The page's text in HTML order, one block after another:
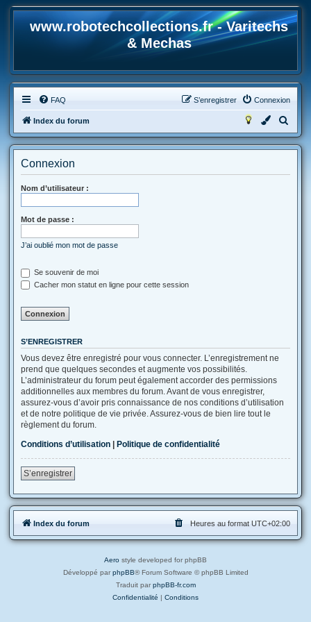
www.robotechcollections.fr - Varitechs
& Mechas
FAQ Connexion
S’enregistrer
Index du forum
e
Connexion
Nom d’utilisateur :
Mot de passe :
J’ai oublié mon mot de passe
Se souvenir de moi
Cacher mon statut en ligne pour cette session
S’ENREGISTRER
Vous devez être enregistré pour vous connecter. L’enregistrement ne
prend que quelques secondes et augmente vos possibilités.
L’administrateur du forum peut également accorder des permissions
additionnelles aux membres du forum. Avant de vous enregistrer,
assurez-vous d’avoir pris connaissance de nos conditions d’utilisation
et de notre politique de vie privée. Assurez-vous de bien lire tout le
règlement du forum.
Conditions d’utilisation | Politique de confidentialité
S’enregistrer
Index du forum Heures au format UTC+02:00
Aero style developed for phpBB
Développé par phpBB® Forum Software © phpBB Limited
Traduit par phpBB-fr.com
Confidentialité | Conditions